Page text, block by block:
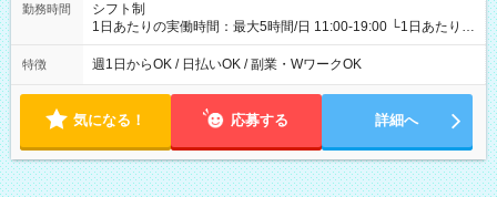
勤務時間
シフト制
1日あたりの実働時間：最大5時間/日 11:00-19:00 └1日あたりの
実働時間：1-5時間 └上記の時間帯内であれば、いつでも勤務可
能！ └平日・土曜日の中で、お好きな曜日でご勤務いただけま
18:00 などのように、自由な働き方が可能なお仕事です！
特徴 週1日からOK / 日払いOK / 副業・WワークOK
気になる！ 応募する 詳細へ